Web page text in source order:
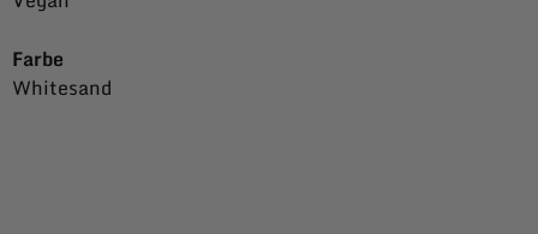
Farbe
Whitesand